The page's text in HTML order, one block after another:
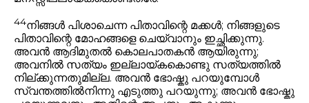
44നിങ്ങൾ പിശാചെന്ന പിതാവിന്റെ മക്കൾ; നിങ്ങളുടെ
പിതാവിന്റെ മോഹങ്ങളെ ചെയ്‌വാനും ഇച്ഛിക്കുന്നു.
അവൻ ആദിമുതൽ കൊലപാതകൻ ആയിരുന്നു;
അവനിൽ സത്യം ഇല്ലായ്കകൊണ്ടു സത്യത്തിൽ
നില്ക്കുന്നതുമില്ല. അവൻ ഭോഷ്കു പറയുമ്പോൾ
സ്വന്തത്തിൽനിന്നു എടുത്തു പറയുന്നു; അവൻ ഭോഷ്കു